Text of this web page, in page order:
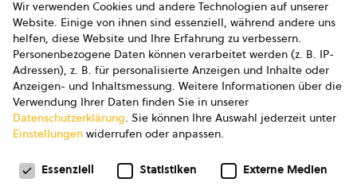
AGB
AGB Marketing GmbH
AGB Bildung
Newsletter
Wir verwenden Cookies und andere Technologien auf unserer
Website. Einige von ihnen sind essenziell, während andere uns
helfen, diese Website und Ihre Erfahrung zu verbessern.
Personenbezogene Daten können verarbeitet werden (z. B. IP-
Adressen), z. B. für personalisierte Anzeigen und Inhalte oder
Anzeigen- und Inhaltsmessung. Weitere Informationen über die
Verwendung Ihrer Daten finden Sie in unserer
Datenschutzerklärung. Sie können Ihre Auswahl jederzeit unter
Einstellungen widerrufen oder anpassen.
Datenschutzeinstellungen
Essenziell Statistiken Externe Medien